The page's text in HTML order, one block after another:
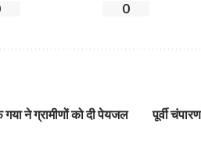
0
ने ग्रामीणों को दी पेयजल
पूर्वी